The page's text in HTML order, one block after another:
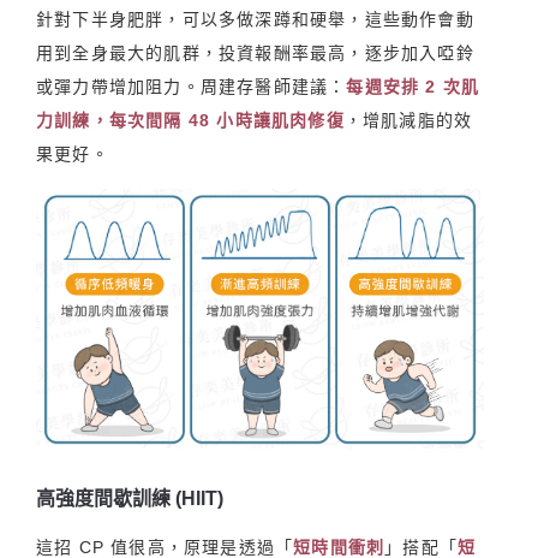
針對下半身肥胖，可以多做深蹲和硬舉，這些動作會動
用到全身最大的肌群，投資報酬率最高，逐步加入啞鈴
或彈力帶增加阻力。周建存醫師建議：每週安排 2 次肌
力訓練，每次間隔 48 小時讓肌肉修復 ，增肌減脂的效
果更好。
高強度間歇訓練 (HIIT)
這招 CP 值很高，原理是透過「短時間衝刺 」搭配「短